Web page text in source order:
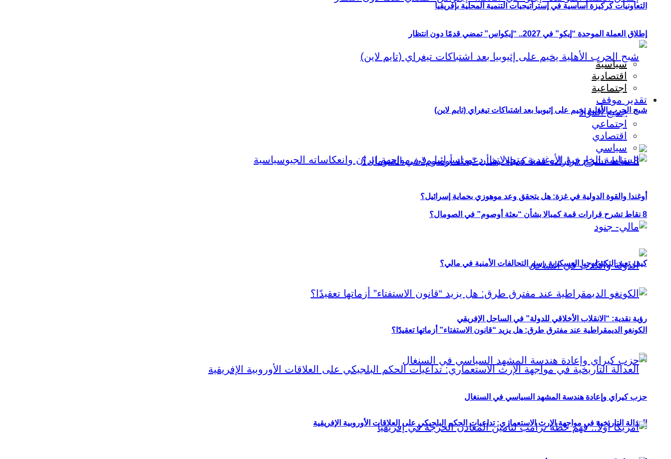
التعاونيات كركيزة أساسية في إستراتيجيات التنمية المحلية بإفريقيا
شبح الحرب الأهلية يخيم على إثيوبيا بعد اشتباكات تيغراي (تايم لاين)
8 نقاط تشرح قرارات قمة كمبالا بشأن “بعثة أوصوم” في الصومال؟
رؤية نقدية: “الانقلاب الأخلاقي للدولة” في الساحل الإفريقي
العدالة التاريخية في مواجهة الإرث الاستعماري: تداعيات الحكم البلجيكي على العلاقات الأوروبية الإفريقية
إطلاق العملة الموحدة “إيكو” في 2027.. “إيكواس” تمضي قدمًا دون انتظار
سياسية
اقتصادية
اجتماعية
تقدير موقف
جميع المواد
اجتماعي
اقتصادي
سياسي
أوغندا والقوة الدولية في غزة: هل يتحقق وعد موهوزي بحماية إسرائيل؟
كيف تعيد التكنولوجيا العسكرية رسم التحالفات الأمنية في مالي؟
الكونغو الديمقراطية عند مفترق طرق: هل يزيد “قانون الاستفتاء” أزماتها تعقيدًا؟
حزب كيراي وإعادة هندسة المشهد السياسي في السنغال